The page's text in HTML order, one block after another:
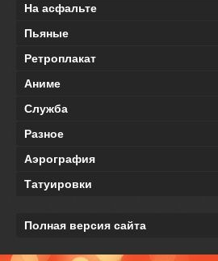
На асфальте
Пьяные
Ретроплакат
Аниме
Служба
Разное
Аэрография
Татуировки
Полная версия сайта